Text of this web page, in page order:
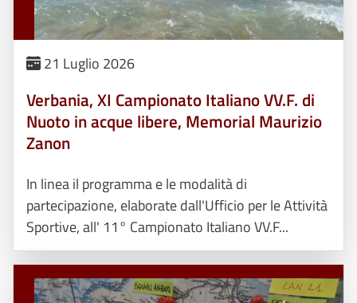
21 Luglio 2026
Verbania, XI Campionato Italiano VV.F. di
Nuoto in acque libere, Memorial Maurizio
Zanon
In linea il programma e le modalità di
partecipazione, elaborate dall'Ufficio per le Attività
Sportive, all' 11° Campionato Italiano VV.F...